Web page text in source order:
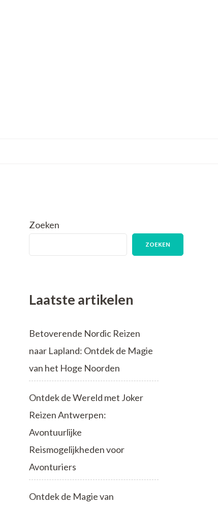
Zoeken
ZOEKEN
Laatste artikelen
Betoverende Nordic Reizen
naar Lapland: Ontdek de Magie
van het Hoge Noorden
Ontdek de Wereld met Joker
Reizen Antwerpen:
Avontuurlijke
Reismogelijkheden voor
Avonturiers
Ontdek de Magie van